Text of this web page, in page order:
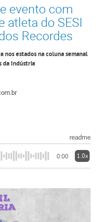
evento com
atleta do SESI
Recordes
nos estados na coluna semanal
da Indústria
readme
0:00 1.0x